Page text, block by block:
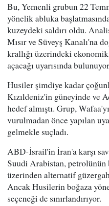
Bu, Yemenli grubun 22
yönelik abluka
kuzeydeki saldırı oldu.
Mısır ve Süveyş Kanalı'na
krallığı üzerindeki ekonomik
açacağı uyarısında
Husiler şimdiye kadar
Kızıldeniz'in güneyinde ve
hedef almıştı. Grup,
vurulmadan önce yapılan
gelmekle suçladı.
ABD-İsrail'in İran'a karşı
Suudi Arabistan,
üzerinden alternatif
Ancak Husilerin boğaza
seçeneği de sınırlandırıyor.